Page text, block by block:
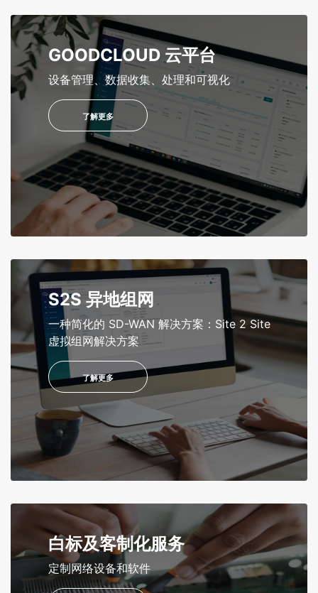
GOODCLOUD 云平台
设备管理、数据收集、处理和可视化
了解更多
S2S 异地组网
一种简化的 SD-WAN 解决方案：Site 2 Site
虚拟组网解决方案
了解更多
白标及客制化服务
定制网络设备和软件